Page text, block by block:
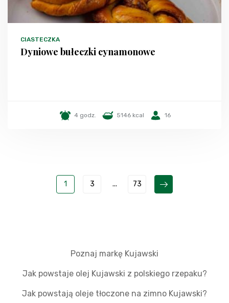
CIASTECZKA
Dyniowe bułeczki cynamonowe
4 godz. 5146 kcal 16
1 3 ... 73
Poznaj markę Kujawski
Jak powstaje olej Kujawski z polskiego rzepaku?
Jak powstają oleje tłoczone na zimno Kujawski?